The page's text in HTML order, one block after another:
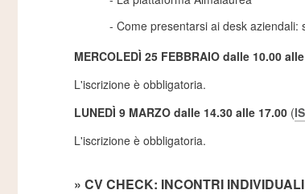
- Come presentarsi ai desk
MERCOLEDÌ 25 FEBBRAIO dalle 10.00
L'iscrizione è obbligatoria.
LUNEDÌ 9 MARZO dalle 14.30 alle 17.00 (
L'iscrizione è obbligatoria.
» CV CHECK: INCONTRI INDIVIDUALI